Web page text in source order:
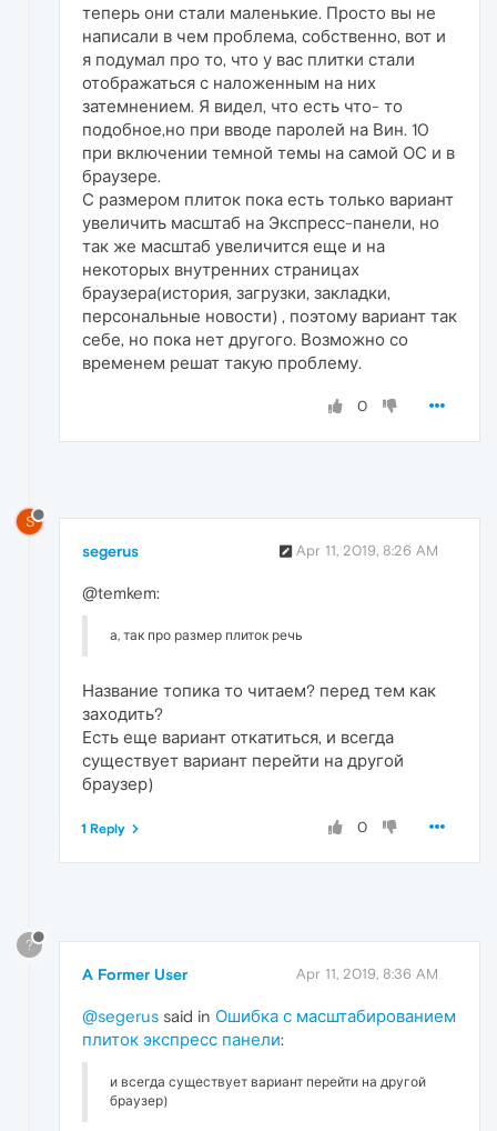
теперь они стали маленькие. Просто вы не
написали в чем проблема, собственно, вот и
я подумал про то, что у вас плитки стали
отображаться с наложенным на них
затемнением. Я видел, что есть что- то
подобное,но при вводе паролей на Вин. 10
при включении темной темы на самой ОС и в
браузере.
С размером плиток пока есть только вариант
увеличить масштаб на Экспресс-панели, но
так же масштаб увеличится еще и на
некоторых внутренних страницах
браузера(история, загрузки, закладки,
персональные новости) , поэтому вариант так
себе, но пока нет другого. Возможно со
временем решат такую проблему.
0
S
segerus Apr 11, 2019, 8:26 AM
@temkem:
а, так про размер плиток речь
Название топика то читаем? перед тем как
заходить?
Есть еще вариант откатиться, и всегда
существует вариант перейти на другой
браузер)
0
1 Reply
?
A Former User Apr 11, 2019, 8:36 AM
@segerus said in Ошибка с масштабированием
плиток экспресс панели:
и всегда существует вариант перейти на другой
браузер)